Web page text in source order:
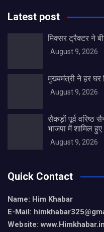
Latest post
मिक्सर ट्रैक्टर ने
August 9, 2026
मुख्यमंत्री ने हर घर
August 9, 2026
सैकड़ों पूर्व वरिष्ठ
भाजपा में शामिल हुए
August 9, 2026
Quick Contact
Name: Him Khabar
E-Mail:
Website: www.Himkhabar.in